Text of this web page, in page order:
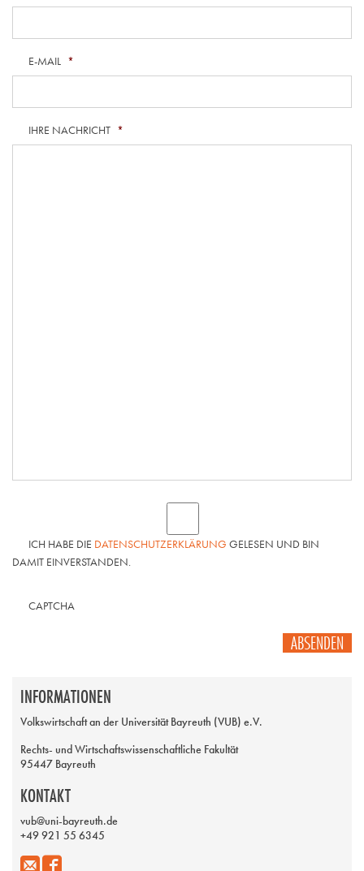
INFORMATIONEN
Volkswirtschaft an der Universität Bayreuth (VUB) e.V.
Rechts- und Wirtschaftswissenschaftliche Fakultät
95447 Bayreuth
KONTAKT
vub@uni-bayreuth.de
+49 921 55 6345
E-MAIL *
IHRE NACHRICHT *
ICH HABE DIE DATENSCHUTZERKLÄRUNG GELESEN UND BIN
DAMIT EINVERSTANDEN.
CAPTCHA
ABSENDEN